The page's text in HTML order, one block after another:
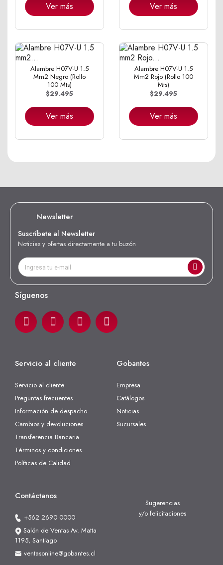
Ver más Ver más
Alambre H07V-U 1.5
Mm2 Negro (Rollo
100 Mts)
$29.495
Ver más
Alambre H07V-U 1.5
Mm2 Rojo (Rollo 100
Mts)
$29.495
Ver más
Newsletter
Suscríbete al Newsletter
Noticias y ofertas directamente a tu buzón
Síguenos
Servicio al cliente
Servicio al cliente
Preguntas frecuentes
Información de despacho
Cambios y devoluciones
Transferencia Bancaria
Términos y condiciones
Políticas de Calidad
Gobantes
Empresa
Catálogos
Noticias
Sucursales
Contáctanos
+562 2690 0000
Salón de Ventas Av. Matta
1195, Santiago
ventasonline@gobantes.cl
Sugerencias
y/o felicitaciones